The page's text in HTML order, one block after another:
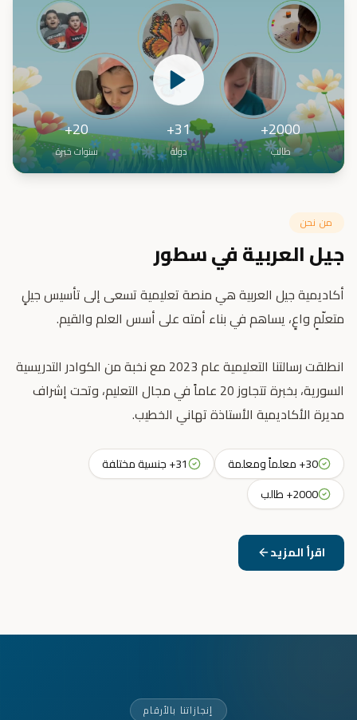
2000+
طالب
31+
دولة
20+
سنوات خبرة
من نحن
جيل العربية في سطور
أكاديمية جيل العربية هي منصة تعليمية تسعى إلى تأسيس جيلٍ
انطلقت رسالتنا التعليمية عام 2023 مع نخبة من الكوادر التدريسية
السورية، بخبرة تتجاوز 20 عاماً في مجال التعليم، وتحت إشراف
مديرة الأكاديمية الأستاذة تهاني الخطيب.
30+ معلماً ومعلمة
31+ جنسية مختلفة
2000+ طالب
اقرأ المزيد
إنجازاتنا بالأرقام